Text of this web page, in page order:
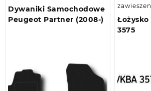
Dywaniki Samochodowe
Peugeot Partner (2008-)
Łożysko
3575